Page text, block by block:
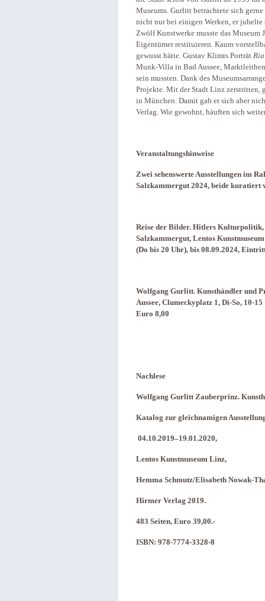
Museums. Gurlitt betrachtete sich
nicht nur bei einigen Werken, er
Zwölf Kunstwerke musste das Museum
Eigentümer restituieren. Kaum
gewusst hätte. Gustav Klimts Porträt
Munk-Villa in Bad Aussee,
sein mussten. Dank des
Projekte. Mit der Stadt Linz zerstritten,
in München. Damit gab er sich aber
Verlag. Wie gewohnt, häuften sich
Veranstaltungshinweise
Zwei sehenswerte Ausstellungen im
Salzkammergut 2024, beide kuratiert
Reise der Bilder. Hitlers
Salzkammergut, Lentos
(Do bis 20 Uhr), bis 08.09.2024,
Wolfgang Gurlitt. Kunsthändler und
Aussee, Clumeckyplatz 1, Di-So, 10-
Euro 8,00
Nachlese
Wolfgang Gurlitt Zauberprinz.
Katalog zur gleichnamigen
04.10.2019–19.01.2020,
Lentos Kunstmuseum Linz,
Hemma Schmutz/Elisabeth Nowak-
Hirmer Verlag 2019.
483 Seiten, Euro 39,00.-
ISBN: 978-7774-3328-8